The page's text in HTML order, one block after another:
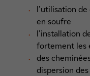
l'utilisation
en soufre
l'installation
fortement les
des
dispersion